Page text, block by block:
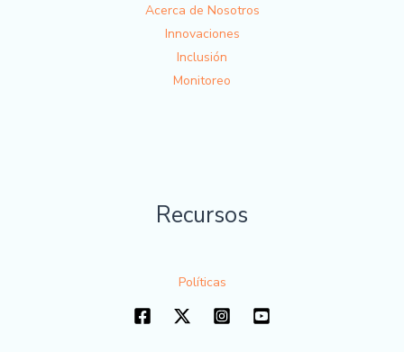
Acerca de Nosotros
Innovaciones
Inclusión
Monitoreo
Recursos
Políticas